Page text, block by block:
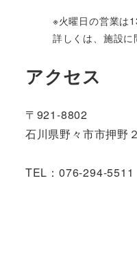
※火曜日の営業は
詳しくは、施設に
アクセス
〒921-8802
石川県野々市市押野
TEL：076-294-5511